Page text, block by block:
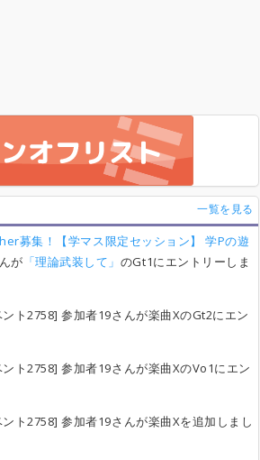
一覧を見る
募集！【学マス限定セッション】 学Pの遊
が 「理論武装して」 のGt1にエントリーしま
ト2758] 参加者19さんが楽曲XのGt2にエン
ト2758] 参加者19さんが楽曲XのVo1にエン
ト2758] 参加者19さんが楽曲Xを追加しまし